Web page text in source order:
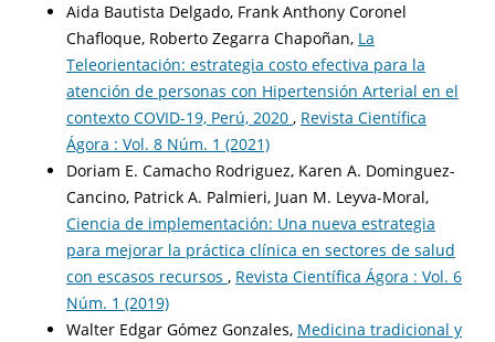
Aida Bautista Delgado, Frank Anthony Coronel
Chafloque, Roberto Zegarra Chapoñan, La
Teleorientación: estrategia costo efectiva para la
atención de personas con Hipertensión Arterial en el
contexto COVID-19, Perú, 2020 , Revista Científica
Ágora : Vol. 8 Núm. 1 (2021)
Doriam E. Camacho Rodriguez, Karen A. Dominguez-
Cancino, Patrick A. Palmieri, Juan M. Leyva-Moral,
Ciencia de implementación: Una nueva estrategia
para mejorar la práctica clínica en sectores de salud
con escasos recursos , Revista Científica Ágora : Vol. 6
Núm. 1 (2019)
Walter Edgar Gómez Gonzales, Medicina tradicional y